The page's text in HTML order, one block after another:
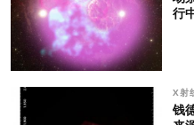
行
X射
钱